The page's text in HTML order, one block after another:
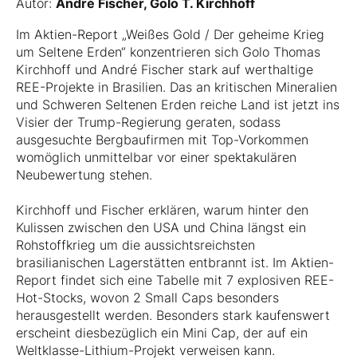
Im Aktien-Report „Weißes Gold / Der geheime Krieg
um Seltene Erden“ konzentrieren sich Golo Thomas
Kirchhoff und André Fischer stark auf werthaltige
REE-Projekte in Brasilien. Das an kritischen Mineralien
und Schweren Seltenen Erden reiche Land ist jetzt ins
Visier der Trump-Regierung geraten, sodass
ausgesuchte Bergbaufirmen mit Top-Vorkommen
womöglich unmittelbar vor einer spektakulären
Neubewertung stehen.
Kirchhoff und Fischer erklären, warum hinter den
Kulissen zwischen den USA und China längst ein
Rohstoffkrieg um die aussichtsreichsten
brasilianischen Lagerstätten entbrannt ist. Im Aktien-
Report findet sich eine Tabelle mit 7 explosiven REE-
Hot-Stocks, wovon 2 Small Caps besonders
herausgestellt werden. Besonders stark kaufenswert
erscheint diesbezüglich ein Mini Cap, der auf ein
Weltklasse-Lithium-Projekt verweisen kann.